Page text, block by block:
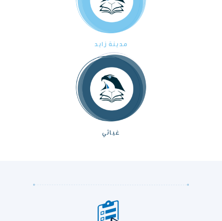
مدينة زايد
غياثي